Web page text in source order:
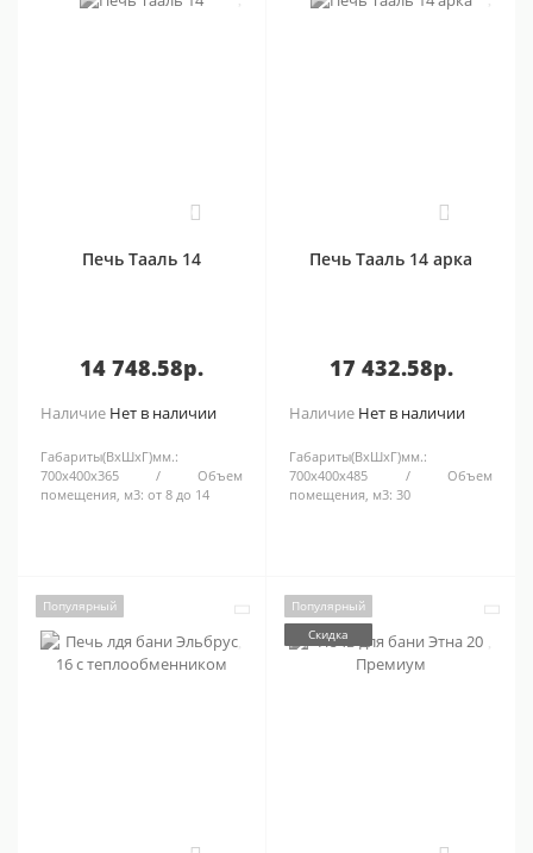
Печь Тааль 14
14 748.58р.
Наличие Нет в наличии
Габариты(ВхШхГ)мм.:
700х400х365
Объем
помещения, м3: от 8 до 14
Печь Тааль 14 арка
17 432.58р.
Наличие Нет в наличии
Габариты(ВхШхГ)мм.:
700х400х485
Объем
помещения, м3: 30
Популярный
Популярный
Скидка